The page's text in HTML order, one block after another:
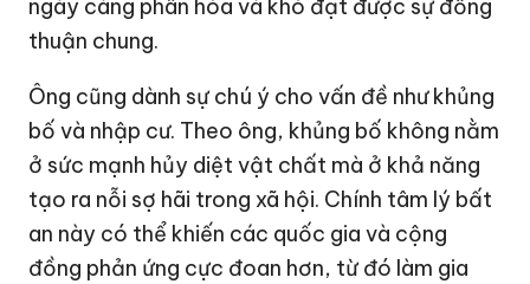
ngày càng phân hóa và khó đạt được sự đồng
thuận chung.
Ông cũng dành sự chú ý cho vấn đề như khủng
bố và nhập cư. Theo ông, khủng bố không nằm
ở sức mạnh hủy diệt vật chất mà ở khả năng
tạo ra nỗi sợ hãi trong xã hội. Chính tâm lý bất
an này có thể khiến các quốc gia và cộng
đồng phản ứng cực đoan hơn, từ đó làm gia